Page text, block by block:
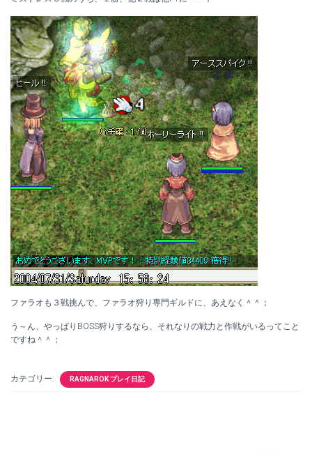
ファラオも３戦挑んで、ファラオ狩り専門ギルドに、あえなく＾＾；
う～ん、やっぱりBOSS狩りするなら、それなりの戦力と作戦がいるってこと
ですね＾＾；
カテゴリー: RAGNAROK プレイ日記